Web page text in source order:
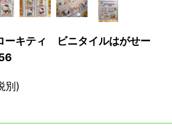
キティ ビニタイルはがせー
別)